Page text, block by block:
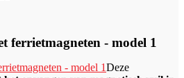
ferrietmagneten - model 1
Deze